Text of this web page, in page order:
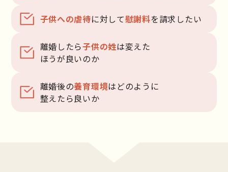
子供への虐待に対して慰謝料を請求したい
離婚したら子供の姓は変えた
ほうが良いのか
離婚後の養育環境はどのように
整えたら良いか